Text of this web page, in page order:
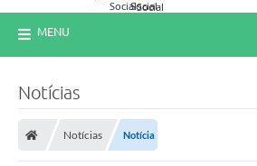
MENU
Notícias
Notícias Notícia